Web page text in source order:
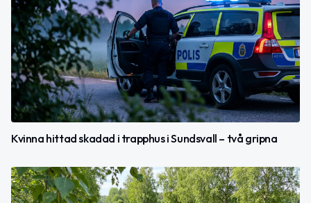
Kvinna hittad skadad i trapphus i Sundsvall – två gripna